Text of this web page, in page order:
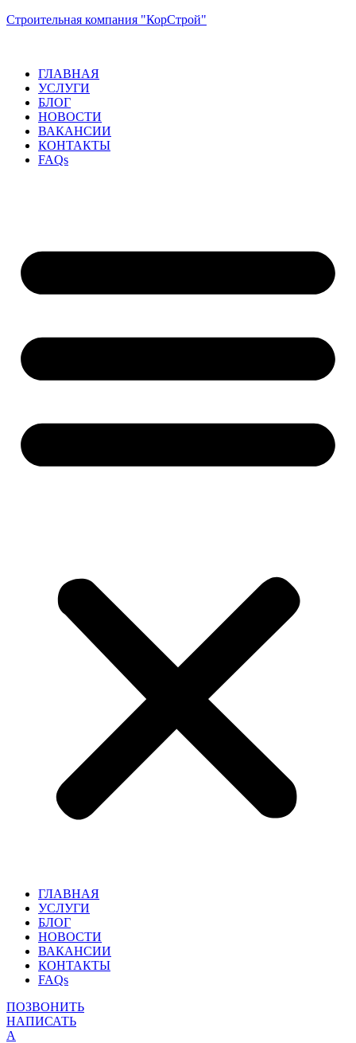
Строительная компания "КорСтрой"
ГЛАВНАЯ
УСЛУГИ
БЛОГ
НОВОСТИ
ВАКАНСИИ
КОНТАКТЫ
FAQs
ГЛАВНАЯ
УСЛУГИ
БЛОГ
НОВОСТИ
ВАКАНСИИ
КОНТАКТЫ
FAQs
ПОЗВОНИТЬ
НАПИСАТЬ
A